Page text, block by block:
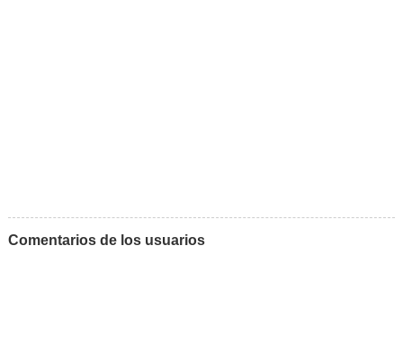
Comentarios de los usuarios